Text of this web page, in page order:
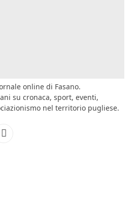
online di Fasano.
su cronaca, sport, eventi,
nel territorio pugliese.
RSS